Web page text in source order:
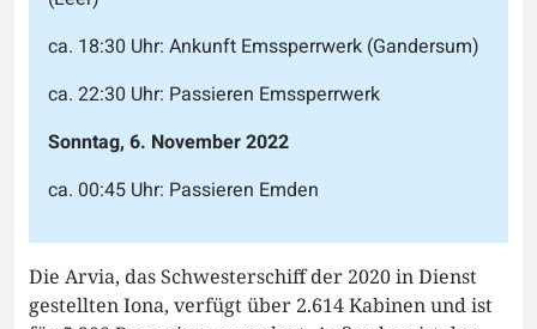
ca. 18:30 Uhr: Ankunft Emssperrwerk (Gandersum)
ca. 22:30 Uhr: Passieren Emssperrwerk
Sonntag, 6. November 2022
ca. 00:45 Uhr: Passieren Emden
Die Arvia, das Schwesterschiff der 2020 in Dienst
gestellten Iona, verfügt über 2.614 Kabinen und ist